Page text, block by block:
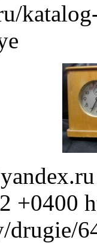
+0400
drugie/